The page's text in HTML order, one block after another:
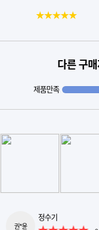
★★★★★
다른 구
제품만족
권*윤
정수기